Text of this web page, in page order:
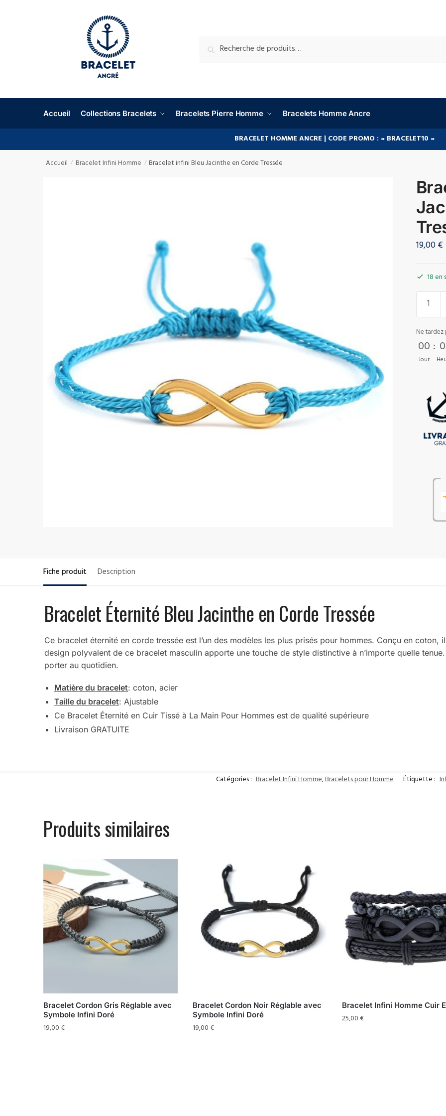
Accueil Collections Bracelets Bracelets Pierre Homme Bracelets Homme Ancre
BRACELET HOMME ANCRE | CODE PROMO : « BRACELET10 »
Accueil / Bracelet Infini Homme / Bracelet infini Bleu Jacinthe en Corde Tressée
19,00€
18
Ne tardez
00
Jour
:
Fiche produit Description
Bracelet Éternité Bleu Jacinthe en Corde Tressée
Ce bracelet éternité en corde tressée est l’un des modèles les plus prisés pour hommes. Conçu en coton,
design polyvalent de ce bracelet masculin apporte une touche de style distinctive à n’importe quelle
porter au quotidien.
Matière du bracelet: coton, acier
Taille du bracelet: Ajustable
Ce Bracelet Éternité en Cuir Tissé à La Main Pour Hommes est de qualité supérieure
Livraison GRATUITE
Catégories : Bracelet Infini Homme,Bracelets pour Homme Étiquette :
Produits similaires
Bracelet Cordon Gris Réglable avec
Symbole Infini Doré
19,00€
Bracelet Cordon Noir Réglable avec
Symbole Infini Doré
19,00€
Bracelet Infini Homme Cuir
25,00€